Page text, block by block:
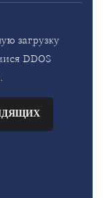
загрузку
DDOS